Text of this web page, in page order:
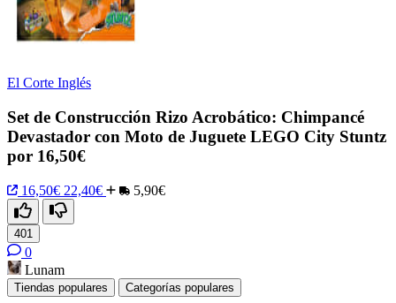
El Corte Inglés
Set de Construcción Rizo Acrobático: Chimpancé
Devastador con Moto de Juguete LEGO City Stuntz
por 16,50€
16,50€ 22,40€ 5,90€
401
0
Lunam
Tiendas populares Categorías populares